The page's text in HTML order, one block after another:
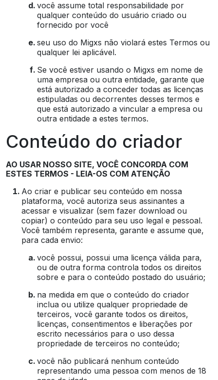
você assume total responsabilidade por
qualquer conteúdo do usuário criado ou
fornecido por você
seu uso do Migxs não violará estes Termos ou
qualquer lei aplicável.
Se você estiver usando o Migxs em nome de
uma empresa ou outra entidade, garante que
está autorizado a conceder todas as licenças
estipuladas ou decorrentes desses termos e
que está autorizado a vincular a empresa ou
outra entidade a estes termos.
Conteúdo do criador
AO USAR NOSSO SITE, VOCÊ CONCORDA COM
ESTES TERMOS - LEIA-OS COM ATENÇÃO
Ao criar e publicar seu conteúdo em nossa
plataforma, você autoriza seus assinantes a
acessar e visualizar (sem fazer download ou
copiar) o conteúdo para seu uso legal e pessoal.
Você também representa, garante e assume que,
para cada envio:
você possui, possui uma licença válida para,
ou de outra forma controla todos os direitos
sobre e para o conteúdo postado do usuário;
na medida em que o conteúdo do criador
inclua ou utilize qualquer propriedade de
terceiros, você garante todos os direitos,
licenças, consentimentos e liberações por
escrito necessários para o uso dessa
propriedade de terceiros no conteúdo;
você não publicará nenhum conteúdo
representando uma pessoa com menos de 18